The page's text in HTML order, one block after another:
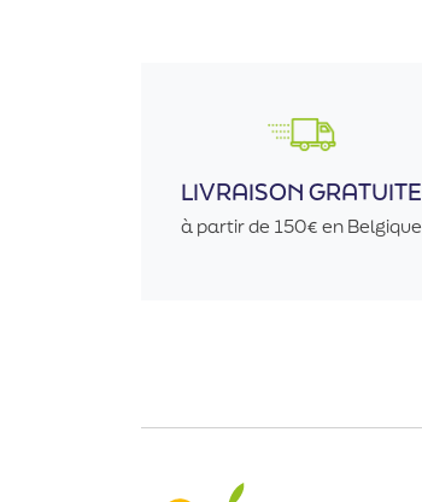
LIVRAISON GRATUITE
à partir de 150€ en Belgique